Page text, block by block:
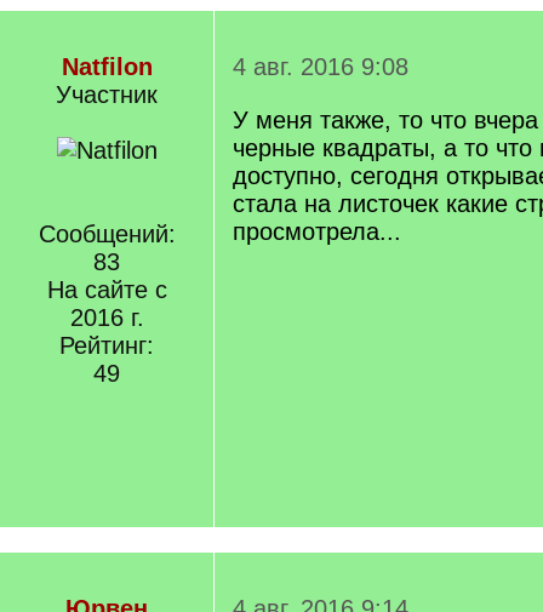
Natfilon
Участник
Сообщений:
83
На сайте с
2016 г.
Рейтинг:
49
4 авг. 2016 9:08
У меня также, то что
черные квадраты, а то
доступно, сегодня
стала на листочек какие
просмотрела...